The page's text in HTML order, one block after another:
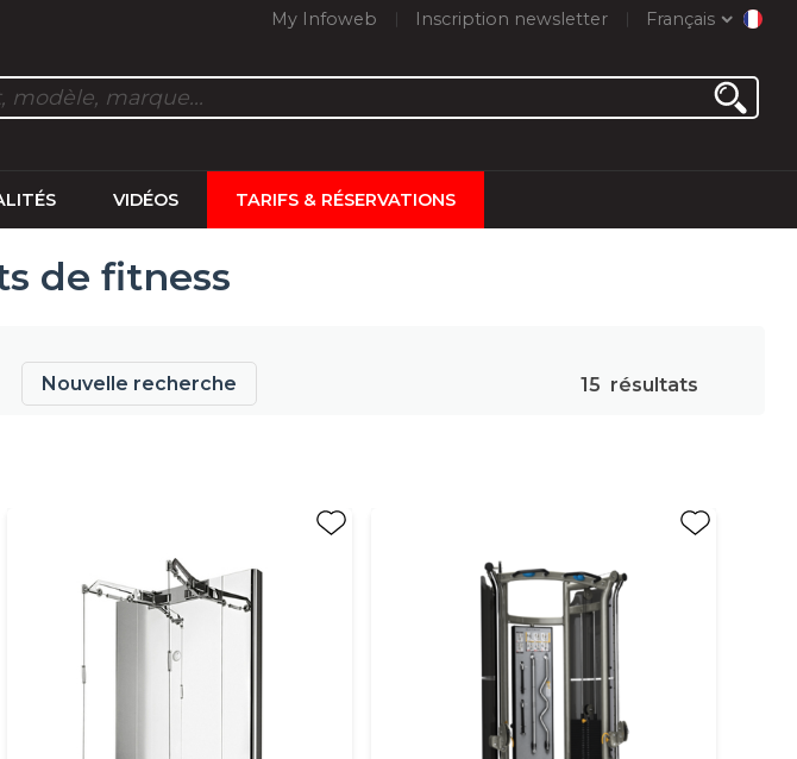
My Infoweb Inscription newsletter Français
VIDÉOS TARIFS & RÉSERVATIONS
de fitness
15 résultats
Nouvelle recherche